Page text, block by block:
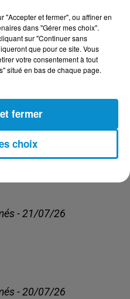
- 23/07/26
- 21/07/26
- 20/07/26
"Accepter et fermer", ou affiner en
dans "Gérer mes choix".
sur "Continuer sans
que pour ce site. Vous
votre consentement à tout
situé en bas de chaque page.
choix
fermer